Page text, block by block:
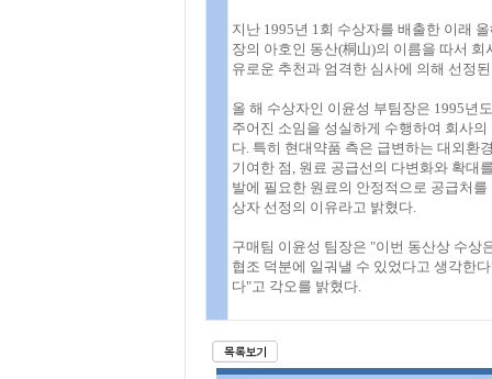
지난 1995년 1회 수상자를 배출한 이래
장의 아호인 동산(桐山)의 이름을 따서
유로운 추천과 엄격한 심사에 의해 선정
올 해 수상자인 이윤성 부팀장은 1995년
주어진 소임을 성실하게 수행하여 회사
다. 특히 현대약품 측은 급변하는 대외환
기여한 점, 원료 공급선의 다변화와 확대
발에 필요한 원료의 안정적으로 공급처
상자 선정의 이유라고 밝혔다.
구매팀 이윤성 팀장은 "이번 동산상 수상
협조 덕분에 일궈낼 수 있었다고 생각한
다"고 각오를 밝혔다.